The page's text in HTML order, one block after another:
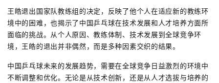
王皓退出国家队教练组的决定，反映了他个人在适应新的教练环
境中的困难，也揭示了中国乒乓球在技术发展和人才培养方面所
面临的挑战。从个人原因、教练体制、技术发展到全球竞争环
境，王皓的退出并非偶然，而是多种因素交织的结果。
中国乒乓球未来的发展趋势，需要在全球竞争日益激烈的环境中
不断调整和优化。无论是从技术创新，还是从人才选拔与培养的